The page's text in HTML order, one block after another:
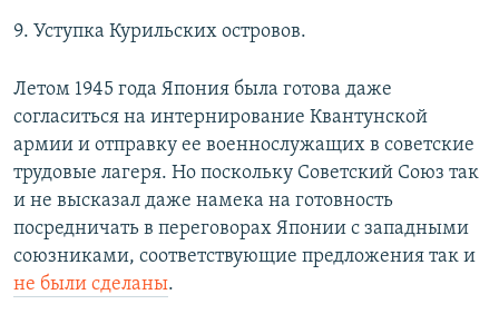
9. Уступка Курильских островов.
Летом 1945 года Япония была готова даже
согласиться на интернирование Квантунской
армии и отправку ее военнослужащих в советские
трудовые лагеря. Но поскольку Советский Союз так
и не высказал даже намека на готовность
посредничать в переговорах Японии с западными
союзниками, соответствующие предложения так и
не были сделаны.